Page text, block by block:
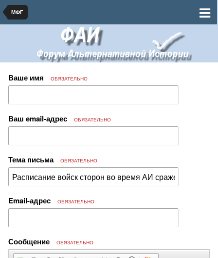
МФГ
Ваше имя ОБЯЗАТЕЛЬНО
Ваш email-адрес ОБЯЗАТЕЛЬНО
Тема письма ОБЯЗАТЕЛЬНО
Email-адрес ОБЯЗАТЕЛЬНО
Сообщение ОБЯЗАТЕЛЬНО